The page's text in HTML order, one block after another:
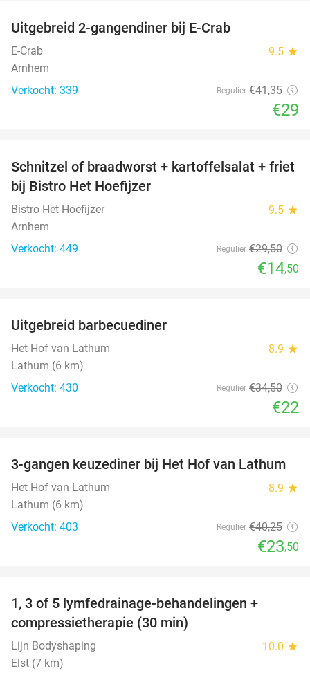
Uitgebreid 2-gangendiner bij E-Crab
E-Crab 9.5 star
Arnhem
Verkocht: 339
Regulier €41,35
€29
51%
Schnitzel of braadworst + kartoffelsalat + friet
bij Bistro Het Hoefijzer
Bistro Het Hoefijzer 9.5 star
Arnhem
Verkocht: 449
Regulier €29,50
€14,50
Uitgebreid barbecuediner
Het Hof van Lathum 8.9 star
Lathum (6 km)
Verkocht: 430
Regulier €34,50
€22
42%
3-gangen keuzediner bij Het Hof van Lathum
Het Hof van Lathum 8.9 star
Lathum (6 km)
Verkocht: 403
Regulier €40,25
€23,50
1, 3 of 5 lymfedrainage-behandelingen +
compressietherapie (30 min)
Lijn Bodyshaping 10.0 star
Elst (7 km)